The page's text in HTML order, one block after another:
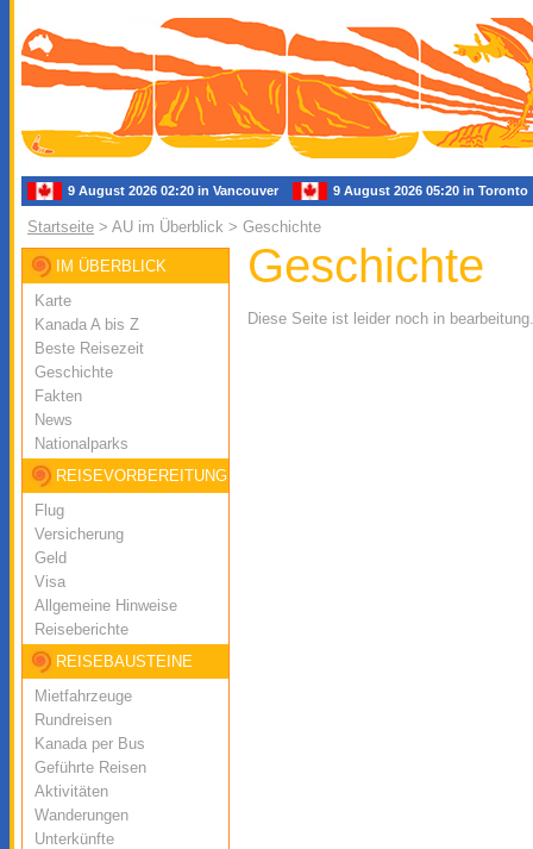
9 August 2026 02:20 in Vancouver 9 August 2026 05:20 in
Startseite > AU im Überblick > Geschichte
IM ÜBERBLICK
Karte
Kanada A bis Z
Beste Reisezeit
Geschichte
Fakten
News
Nationalparks
REISEVORBEREITUNG
Flug
Versicherung
Geld
Visa
Allgemeine Hinweise
Reiseberichte
REISEBAUSTEINE
Mietfahrzeuge
Rundreisen
Kanada per Bus
Geführte Reisen
Aktivitäten
Wanderungen
Unterkünfte
Geschichte
Diese Seite ist leider noch in bearbeitung.